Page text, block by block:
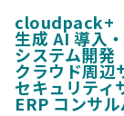
cloudpack+
生成 AI 導入
システム開発
クラウド周辺
セキュリティ
ERP コンサ